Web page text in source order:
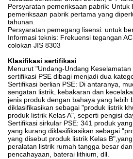
Persyaratan pemeriksaan pabrik: Untuk
pemeriksaan pabrik pertama yang
tahunan.
Persyaratan pemegang lisensi: untuk
Informasi teknis: Frekuensi tegangan
colokan JIS 8303
Klasifikasi sertifikasi
Menurut "Undang-Undang
sertifikasi PSE dibagi menjadi dua
Sertifikasi berlian PSE: Di antaranya,
sengatan listrik, kebakaran dan
jenis produk dengan bahaya yang lebih
diklasifikasikan sebagai "produk listrik
produk listrik Kelas A", seperti pengisi
Sertifikasi sirkular PSE: 341 produk
yang kurang diklasifikasikan sebagai
yang disebut produk listrik Kelas
peralatan listrik rumah tangga besar
pencahayaan, baterai lithium, dll.